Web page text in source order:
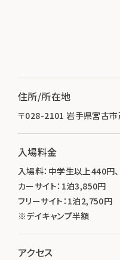
住所/所在地
〒028-2101 岩手県宮古市
入場料金
入場料：中学生以上440円
カーサイト：1泊3,850円
フリーサイト：1泊2,750円
※デイキャンプ半額
アクセス